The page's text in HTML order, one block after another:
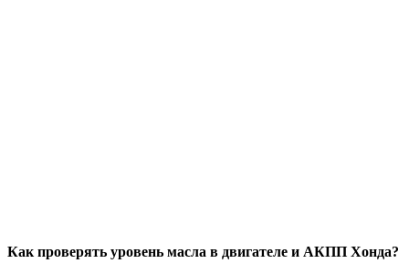
Как проверять уровень масла в двигателе и АКПП Хонда?